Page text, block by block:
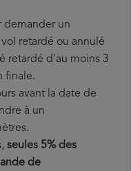
demander un
retardé ou annulé
retardé d'au moins 3
finale.
avant la date de
à un
seules 5% des
de